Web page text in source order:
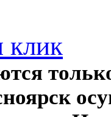
клик